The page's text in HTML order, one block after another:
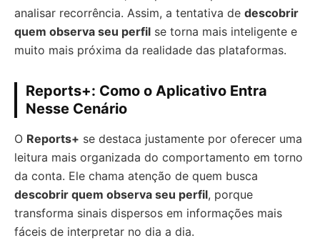
analisar recorrência. Assim, a tentativa de descobrir
quem observa seu perfil se torna mais inteligente e
muito mais próxima da realidade das plataformas.
Reports+: Como o Aplicativo Entra
Nesse Cenário
O Reports+ se destaca justamente por oferecer uma
leitura mais organizada do comportamento em torno
da conta. Ele chama atenção de quem busca
descobrir quem observa seu perfil, porque
transforma sinais dispersos em informações mais
fáceis de interpretar no dia a dia.